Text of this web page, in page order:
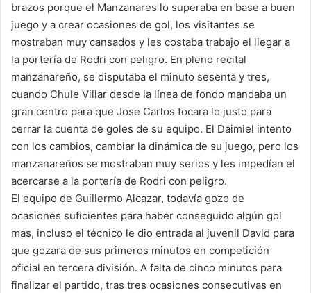
brazos porque el Manzanares lo superaba en base a buen
juego y a crear ocasiones de gol, los visitantes se
mostraban muy cansados y les costaba trabajo el llegar a
la portería de Rodri con peligro. En pleno recital
manzanareño, se disputaba el minuto sesenta y tres,
cuando Chule Villar desde la línea de fondo mandaba un
gran centro para que Jose Carlos tocara lo justo para
cerrar la cuenta de goles de su equipo. El Daimiel intento
con los cambios, cambiar la dinámica de su juego, pero los
manzanareños se mostraban muy serios y les impedían el
acercarse a la portería de Rodri con peligro.
El equipo de Guillermo Alcazar, todavía gozo de
ocasiones suficientes para haber conseguido algún gol
mas, incluso el técnico le dio entrada al juvenil David para
que gozara de sus primeros minutos en competición
oficial en tercera división. A falta de cinco minutos para
finalizar el partido, tras tres ocasiones consecutivas en